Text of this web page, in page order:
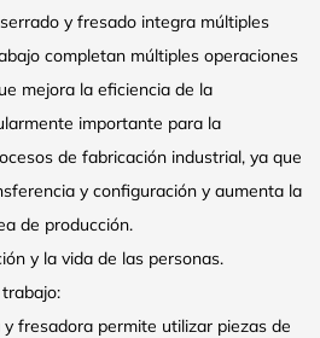
y fresado integra múltiples
completan múltiples operaciones
mejora la eficiencia de la
importante para la
de fabricación industrial, ya que
y configuración y aumenta la
de producción.
y la vida de las personas.
fresadora permite utilizar piezas de